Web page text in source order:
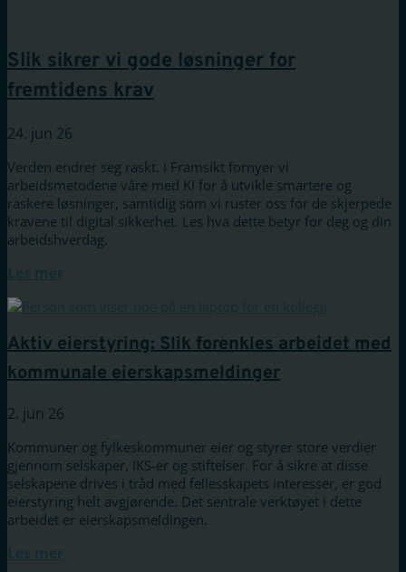
Slik sikrer vi gode løsninger for
fremtidens krav
24. jun 26
Verden endrer seg raskt. I Framsikt fornyer vi
arbeidsmetodene våre med KI for å utvikle smartere og
raskere løsninger, samtidig som vi ruster oss for de skjerpede
kravene til digital sikkerhet. Les hva dette betyr for deg og din
arbeidshverdag.
Aktiv eierstyring: Slik forenkles arbeidet med
kommunale eierskapsmeldinger
2. jun 26
Kommuner og fylkeskommuner eier og styrer store verdier
gjennom selskaper, IKS-er og stiftelser. For å sikre at disse
selskapene drives i tråd med fellesskapets interesser, er god
eierstyring helt avgjørende. Det sentrale verktøyet i dette
arbeidet er eierskapsmeldingen.